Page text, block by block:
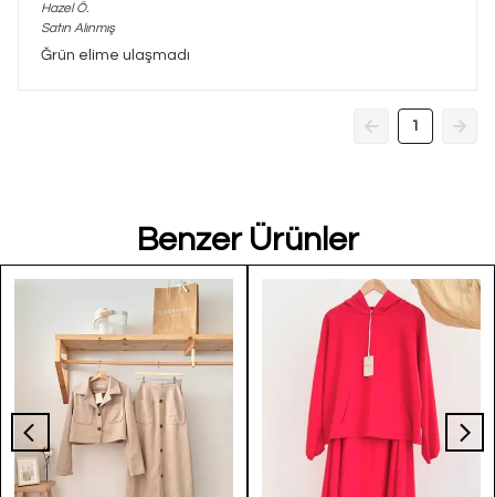
Hazel Ö.
Satın Alınmış
Ğrün elime ulaşmadı
1
Benzer Ürünler